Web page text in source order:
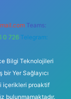
Teams:
0 726 Telegram:
Bilgi Teknolojileri
Yer Sağlayıcı
içerikleri proaktif
bulunmamaktadır.